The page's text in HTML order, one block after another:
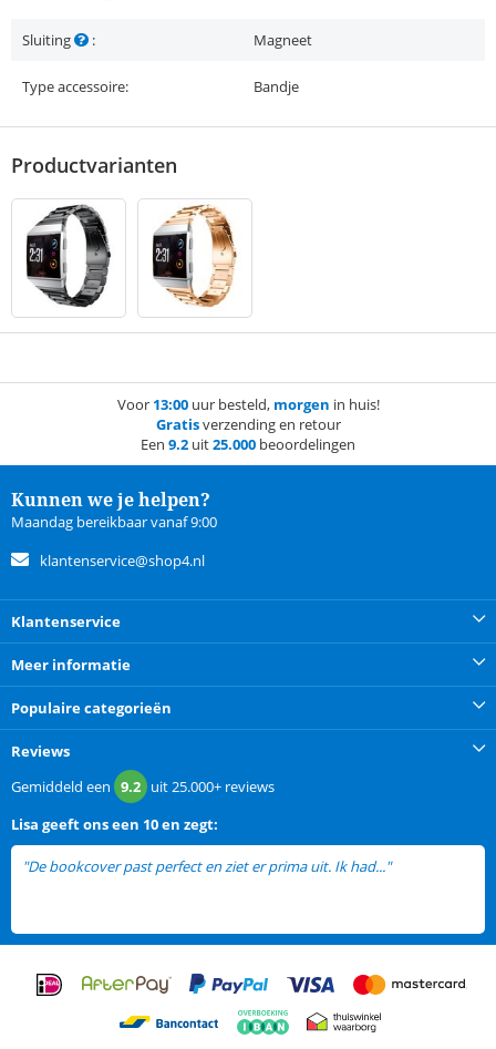
Sluiting : Magneet
Type accessoire: Bandje
Productvarianten
Voor 13:00uur besteld, morgen in huis!
Gratisverzending en retour
Een 9.2 uit25.000 beoordelingen
Kunnen we je helpen?
Maandag bereikbaar vanaf 9:00
klantenservice@shop4.nl
Klantenservice
Meer informatie
Populaire categorieën
Reviews
Gemiddeld een 9.2 uit25.000+ reviews
Lisa geeft ons een 10 en zegt:
"De bookcover past perfect en ziet er prima uit. Ik had..."